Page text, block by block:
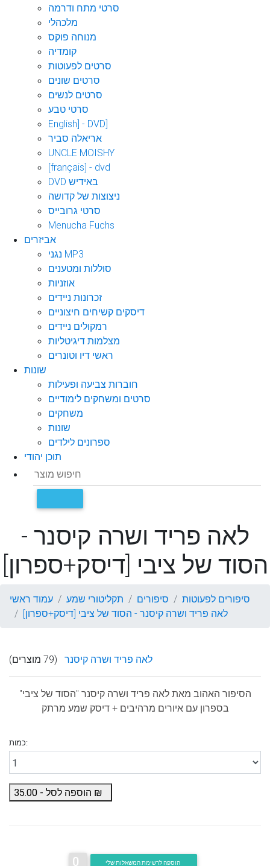
סרטי מתח ודרמה
מלכהלי
מנוחה פוקס
קומדיה
סרטים לפעוטות
סרטים שונים
סרטים לנשים
סרטי טבע
English] - DVD]
אריאלה סביר
UNCLE MOISHY
[français] - dvd
DVD באידיש
ניצוצות של קדושה
סרטי גרובייס
Menucha Fuchs
אביזרים
נגני MP3
סוללות ומטענים
אוזניות
זכרונות ניידים
דיסקים קשיחים חיצוניים
רמקולים ניידים
מצלמות דיגיטליות
ראשי דיו וטונרים
שונות
חוברות צביעה ופעילות
סרטים ומשחקים לימודיים
משחקים
שונות
ספרונים לילדים
תוכן יהודי
לאה פריד ושרה קיסנר -
הסוד של ציבי [דיסק+ספרון]
עמוד ראשי תקליטורי שמע סיפורים
סיפורים לפעוטות
לאה פריד ושרה קיסנר - הסוד של ציבי [דיסק+ספרון]
לאה פריד ושרה קיסנר (79 מוצרים)
הסיפור האהוב מאתלאה פריד ושרה קיסנר "הסוד של ציבי"
בספרון עם איורים מרהיבים + דיסק שמע מרתק
כמות:
הוספה לסל - 35.00
0